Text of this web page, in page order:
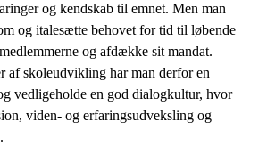
og kendskab til emnet. Men man
og italesætte behovet for tid til løbende
og afdække sit mandat.
af skoleudvikling har man derfor en
vedligeholde en god dialogkultur, hvor
viden- og erfaringsudveksling og